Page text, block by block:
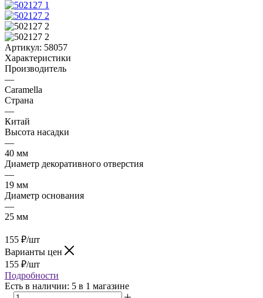
Артикул: 58057
Характеристики
Производитель
—
Caramella
Страна
—
Китай
Высота насадки
—
40 мм
Диаметр декоративного отверстия
—
19 мм
Диаметр основания
—
25 мм
155 ₽/шт
Варианты цен
155 ₽/шт
Подробности
Есть в наличии: 5 в 1 магазине